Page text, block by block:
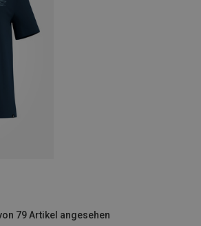
79 Artikel angesehen